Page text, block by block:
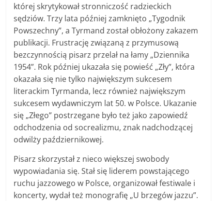
której skrytykował stronniczość radzieckich
sędziów. Trzy lata później zamknięto „Tygodnik
Powszechny”, a Tyrmand został obłożony zakazem
publikacji. Frustrację związaną z przymusową
bezczynnością pisarz przelał na łamy „Dziennika
1954”. Rok później ukazała się powieść „Zły”, która
okazała się nie tylko największym sukcesem
literackim Tyrmanda, lecz również największym
sukcesem wydawniczym lat 50. w Polsce. Ukazanie
się „Złego” postrzegane było też jako zapowiedź
odchodzenia od socrealizmu, znak nadchodzącej
odwilży październikowej.
Pisarz skorzystał z nieco większej swobody
wypowiadania się. Stał się liderem powstającego
ruchu jazzowego w Polsce, organizował festiwale i
koncerty, wydał też monografię „U brzegów jazzu”.